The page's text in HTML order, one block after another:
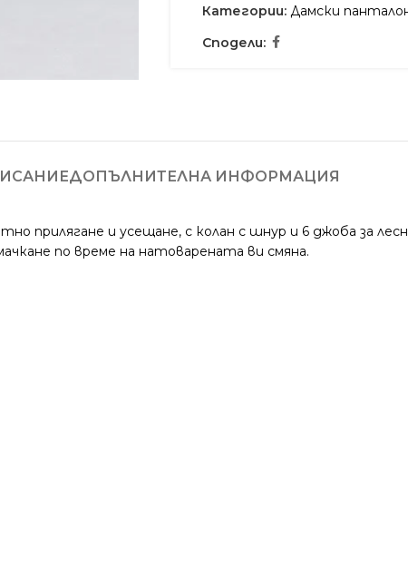
Категории: Дамски
Сподели:
ДОПЪЛНИТЕЛНА ИНФОРМАЦИЯ
прилягане и усещане, с колан с шнур и 6 джоба за
по време на натоварената ви смяна.